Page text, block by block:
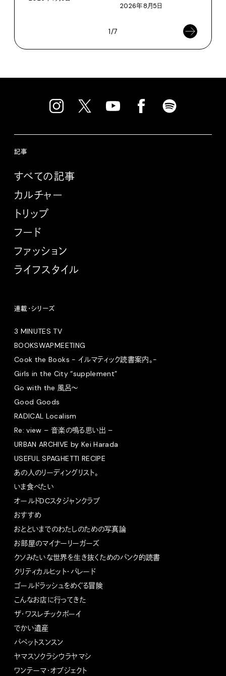
2026年8月5日
1/7
記事
すべての記事
カルチャー
トリップ
フード
ファッション
ライフスタイル
連載・シリーズ
3 MINUTES TV
BOOKSWAPMEETING
Cook the Books - イルマティック読書案内。-
Girls in the City “supplement”
Go with the 風呂〜
Good Goods
RADICAL Localism
Re: view – 音楽の鳴る思い出 –
URBAN ARCHIVE by Kei Harada
USEFUL SPAGHETTI RECIPE
あの人のリーディングリスト。
いま食べたい
オールドDCスタジャンクラブ
おすすめ
おとといまでのわたしのための写真論
お部屋のマイナーリーガーズ
クソみたいな世界を生き抜くためのパンク的読書
クリティカルヒット・パレード
ゴールドラッシュをめぐる冒険
こんなお店に行ってきた
ザ・ワスレチックボーイ
でかい遺産
パペットスンスン
ヤマスソクラシウラヤマシ
ワンテーマ・オブジェクト